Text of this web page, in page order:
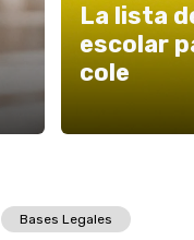
La lista
escolar
cole
Bases Legales